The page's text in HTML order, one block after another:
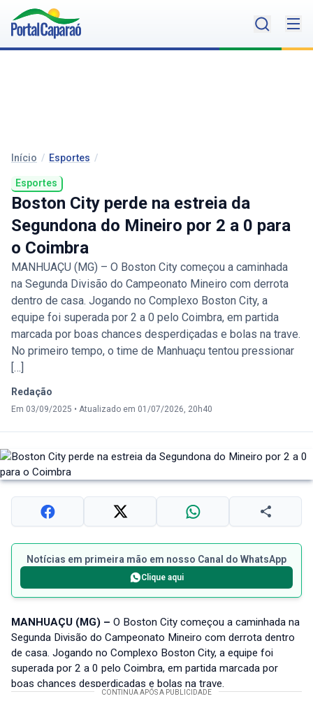
Início / Esportes /
Esportes
Boston City perde na estreia da
Segundona do Mineiro por 2 a 0 para
o Coimbra
MANHUAÇU (MG) – O Boston City começou a caminhada
na Segunda Divisão do Campeonato Mineiro com derrota
dentro de casa. Jogando no Complexo Boston City, a
equipe foi superada por 2 a 0 pelo Coimbra, em partida
marcada por boas chances desperdiçadas e bolas na trave.
No primeiro tempo, o time de Manhuaçu tentou pressionar
[…]
Redação
Em 03/09/2025 • Atualizado em 01/07/2026, 20h40
Notícias em primeira mão em nosso Canal do WhatsApp
Clique aqui
MANHUAÇU (MG) – O Boston City começou a caminhada na
Segunda Divisão do Campeonato Mineiro com derrota dentro
de casa. Jogando no Complexo Boston City, a equipe foi
superada por 2 a 0 pelo Coimbra, em partida marcada por
boas chances desperdiçadas e bolas na trave.